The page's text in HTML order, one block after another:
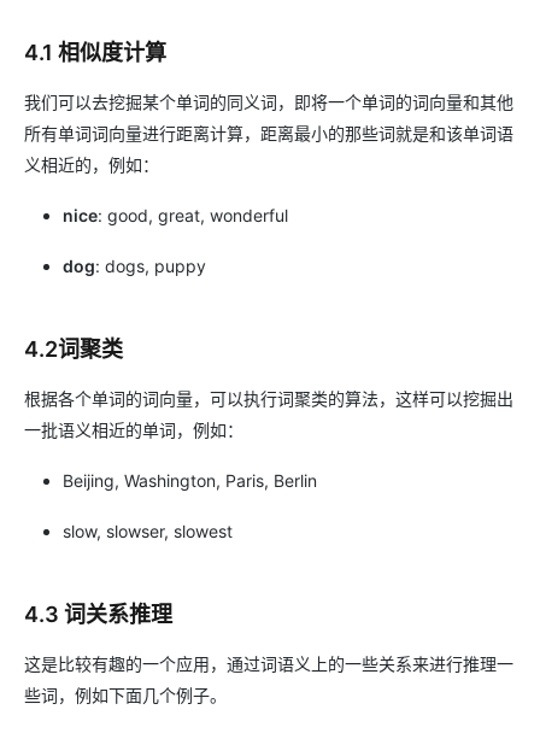
4.1 相似度计算
我们可以去挖掘某个单词的同义词，即将一个单词的词向量和其他
所有单词词向量进行距离计算，距离最小的那些词就是和该单词语
义相近的，例如：
nice: good, great, wonderful
dog: dogs, puppy
4.2词聚类
根据各个单词的词向量，可以执行词聚类的算法，这样可以挖掘出
一批语义相近的单词，例如：
Beijing, Washington, Paris, Berlin
slow, slowser, slowest
4.3 词关系推理
这是比较有趣的一个应用，通过词语义上的一些关系来进行推理一
些词，例如下面几个例子。